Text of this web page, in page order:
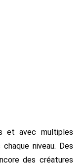
et avec multiples
niveau. Des
des créatures